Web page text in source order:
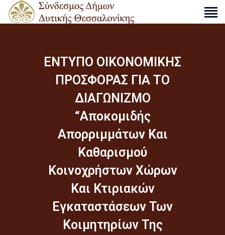
ΕΝΤΥΠΟ ΟΙΚΟΝΟΜΙΚΗΣ
ΠΡΟΣΦΟΡΑΣ ΓΙΑ ΤΟ
ΔΙΑΓΩΝΙΖΜΟ
“Αποκομιδής
Απορριμμάτων Και
Καθαρισμού
Κοινοχρήστων Χώρων
Και Κτιριακών
Εγκαταστάσεων Των
Κοιμητηρίων Της
ΔΡΑΣΤΗΡΙΌΤΗΤΕΣ
ΑΠΟΦΆΣΕΙΣ
ΑΝΑΚΟΙΝΏΣΕΙΣ
ΧΆΡΤΕΣ
ΕΠΙΚΟΙΝΩΝΊΑ